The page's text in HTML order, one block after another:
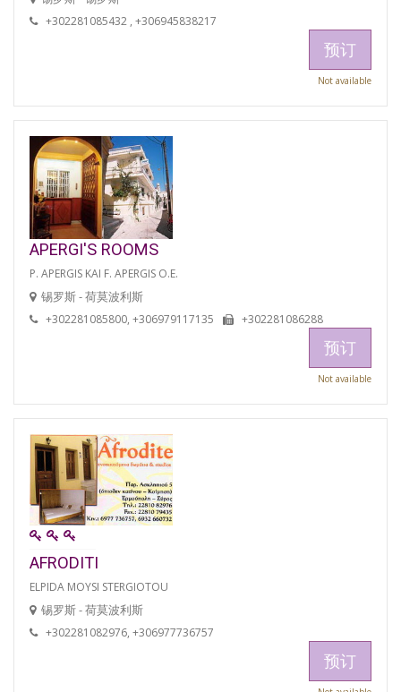
+302281085432 , +306945838217
预订
Not available
APERGI'S ROOMS
P. APERGIS KAI F. APERGIS O.E.
锡罗斯 - 荷莫波利斯
+302281085800, +306979117135 +302281086288
预订
Not available
AFRODITI
ELPIDA MOYSI STERGIOTOU
锡罗斯 - 荷莫波利斯
+302281082976, +306977736757
预订